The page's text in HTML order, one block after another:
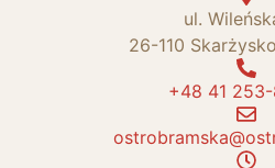
ul.
26-110
+48 41